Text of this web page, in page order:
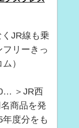
JR線も乗
フリーきっ
）
＞JR西
商品を発
度分をも